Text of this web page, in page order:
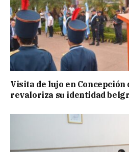
Visita de lujo en Concepción
revaloriza su identidad